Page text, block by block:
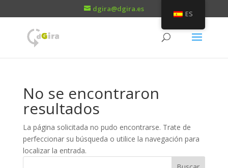
dgira@dgira.es
No se encontraron
resultados
La página solicitada no pudo encontrarse. Trate de
perfeccionar su búsqueda o utilice la navegación para
localizar la entrada.
ES